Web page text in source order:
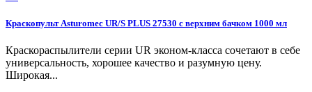
Краскопульт Asturomec UR/S PLUS 27530 с верхним бачком 1000 мл
Краскораспылители серии UR эконом-класса сочетают в себе
универсальность, хорошее качество и разумную цену.
Широкая...